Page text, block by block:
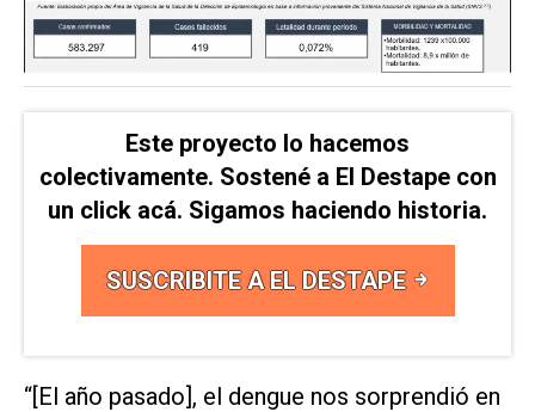
Este proyecto lo hacemos
colectivamente. Sostené a El Destape con
un click acá. Sigamos haciendo historia.
SUSCRIBITE A EL DESTAPE
“[El año pasado], el dengue nos sorprendió en